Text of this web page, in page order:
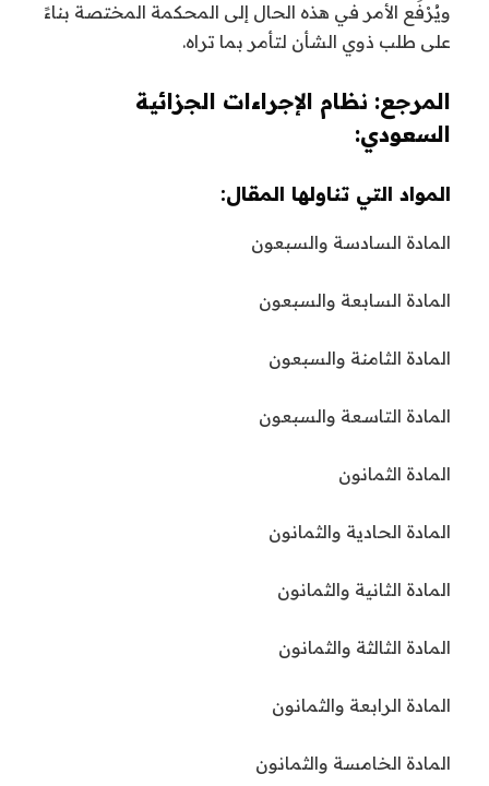
ويُرْفَع الأمر في هذه الحال إلى المحكمة المختصة بناءً
على طلب ذوي الشأن لتأمر بما تراه.
المرجع: نظام الإجراءات الجزائية
السعودي:
المواد التي تناولها المقال:
المادة السادسة والسبعون
المادة السابعة والسبعون
المادة الثامنة والسبعون
المادة التاسعة والسبعون
المادة الثمانون
المادة الحادية والثمانون
المادة الثانية والثمانون
المادة الثالثة والثمانون
المادة الرابعة والثمانون
المادة الخامسة والثمانون